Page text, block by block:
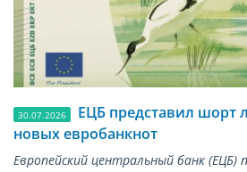
30.07.2026
ЕЦБ представил шорт
новых евробанкнот
Европейский центральный банк (ЕЦБ)